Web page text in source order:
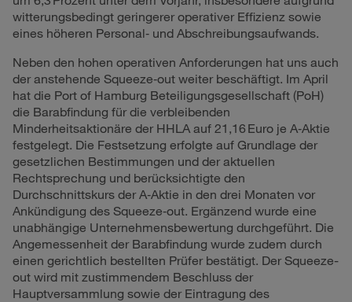
witterungsbedingt geringerer operativer Effizienz sowie
eines höheren Personal‑ und Abschreibungsaufwands.
Neben den hohen operativen Anforderungen hat uns auch
der anstehende Squeeze‑out weiter beschäftigt. Im April
hat die Port of Hamburg Beteiligungsgesellschaft (PoH)
die Barabfindung für die verbleibenden
Minderheitsaktionäre der HHLA auf 21,16 Euro je A‑Aktie
festgelegt. Die Festsetzung erfolgte auf Grundlage der
gesetzlichen Bestimmungen und der aktuellen
Rechtsprechung und berücksichtigte den
Durchschnittskurs der A‑Aktie in den drei Monaten vor
Ankündigung des Squeeze‑out. Ergänzend wurde eine
unabhängige Unternehmensbewertung durchgeführt. Die
Angemessenheit der Barabfindung wurde zudem durch
einen gerichtlich bestellten Prüfer bestätigt. Der Squeeze-
out wird mit zustimmendem Beschluss der
Hauptversammlung sowie der Eintragung des